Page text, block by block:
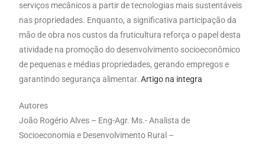
serviços mecânicos a partir de tecnologias mais sustentáveis
nas propriedades. Enquanto, a significativa participação da
mão de obra nos custos da fruticultura reforça o papel desta
atividade na promoção do desenvolvimento socioeconômico
de pequenas e médias propriedades, gerando empregos e
garantindo segurança alimentar.Artigo na integra
Autores
João Rogério Alves – Eng-Agr. Ms.- Analista de
Socioeconomia e Desenvolvimento Rural –